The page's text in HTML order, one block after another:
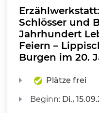
Schlösser und
Jahrhundert
Feiern –
Burgen im 20.
Plätze frei
Beginn: Di.,